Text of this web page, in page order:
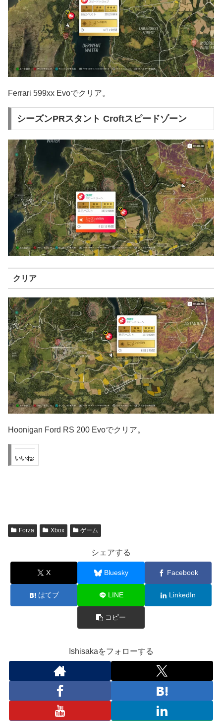
Ferrari 599xx Evoでクリア。
シーズンPRスタント Croftスピードゾーン
クリア
Hoonigan Ford RS 200 Evoでクリア。
いいね:
Forza Xbox ゲーム
シェアする
X Bluesky Facebook
はてブ LINE LinkedIn
コピー
Ishisakaをフォローする